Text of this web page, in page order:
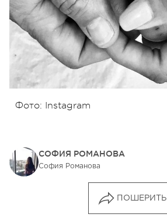
Фото: Instagram
СОФИЯ РОМАНОВА
София Романова
ПОШЕРИТЬ